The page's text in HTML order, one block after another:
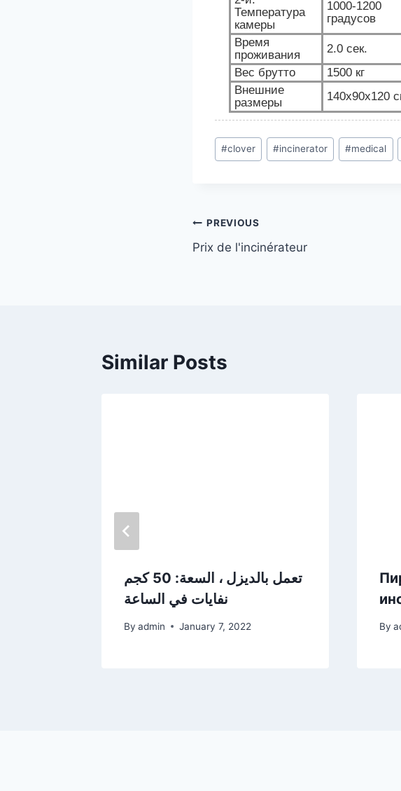
Температура
камеры
1000-1200
градусов
Время
проживания
2.0 сек.
Вес брутто
1500 кг
Внешние
размеры
140x90x120
Post
Tags:
#clover #incinerator #medical
Post
navigation
PREVIOUS
Prix de l'incinérateur
Similar Posts
تعمل بالديزل ، السعة: 50 كجم
نفايات في الساعة
By admin January 7, 2022 By